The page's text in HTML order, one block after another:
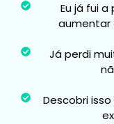
Eu já fui
aumentar
Já perdi
Descobri